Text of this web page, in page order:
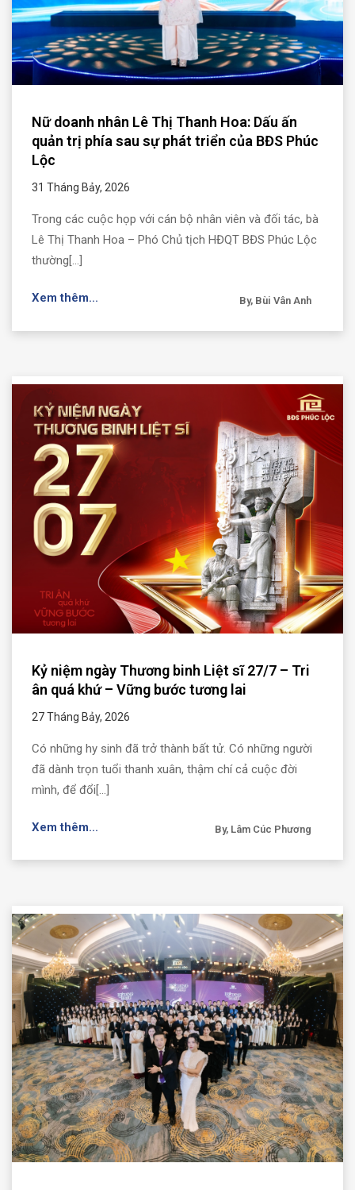
Nữ doanh nhân Lê Thị Thanh Hoa: Dấu ấn
quản trị phía sau sự phát triển của BĐS Phúc
Lộc
31 Tháng Bảy, 2026
Trong các cuộc họp với cán bộ nhân viên và đối tác, bà
Lê Thị Thanh Hoa – Phó Chủ tịch HĐQT BĐS Phúc Lộc
thường[...]
Xem thêm... By, Bùi Vân Anh
Kỷ niệm ngày Thương binh Liệt sĩ 27/7 – Tri
ân quá khứ – Vững bước tương lai
27 Tháng Bảy, 2026
Có những hy sinh đã trở thành bất tử. Có những người
đã dành trọn tuổi thanh xuân, thậm chí cả cuộc đời
mình, để đổi[...]
Xem thêm... By, Lâm Cúc Phương